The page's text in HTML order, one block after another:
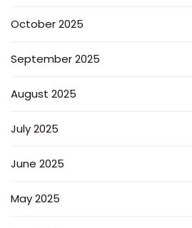
October 2025
September 2025
August 2025
July 2025
June 2025
May 2025